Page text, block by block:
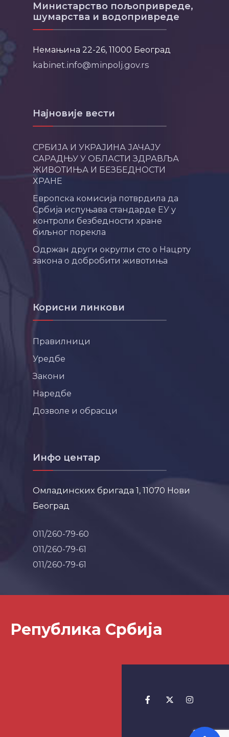
Министарство пољопривреде,
шумарства и водопривреде
Немањина 22-26, 11000 Београд
kabinet.info@minpolj.gov.rs
Најновије вести
СРБИЈА И УКРАЈИНА ЈАЧАЈУ
САРАДЊУ У ОБЛАСТИ ЗДРАВЉА
ЖИВОТИЊА И БЕЗБЕДНОСТИ
ХРАНЕ
Европска комисија потврдила да
Србија испуњава стандарде ЕУ у
контроли безбедности хране
биљног порекла
Одржан други округли сто о Нацрту
закона о добробити животиња
Корисни линкови
Правилници
Уредбе
Закони
Наредбе
Дозволе и обрасци
Инфо центар
Омладинских бригада 1, 11070 Нови
Београд
011/260-79-60
011/260-79-61
011/260-79-61
Република Србија